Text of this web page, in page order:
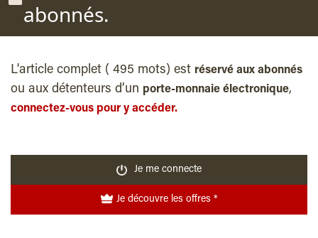
abonnés.
L'article complet ( 495 mots) est réservé aux abonnés
ou aux détenteurs d’un porte-monnaie électronique,
connectez-vous pour y accéder.
Je me connecte
Je découvre les offres *